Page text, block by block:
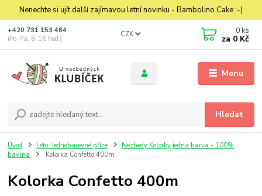
Nenechte si ujít další zajímavou letní novinku - Bambolino Cake :-)
Menu
CZK
Hledat
+420 731 153 484
(Po-Pá, 8-16 hod.)
0 ks
za 0 Kč
Úvod Léto: Jednobarevné příze
Nezbedy Kolorky jedna barva - 100%
bavlna
Kolorka Confetto 400m
Kolorka Confetto 400m